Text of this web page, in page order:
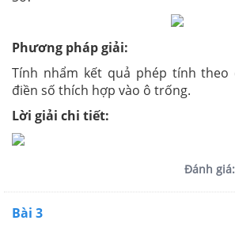
Phương pháp giải:
Tính nhẩm kết quả phép tính
điền số thích hợp vào ô trống.
Lời giải chi tiết:
Đánh giá:
Bài 3